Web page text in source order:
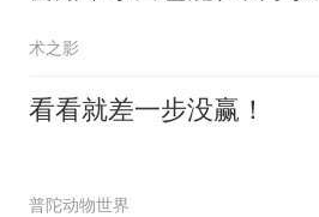
术之影
看看就差一步没赢！
普陀动物世界